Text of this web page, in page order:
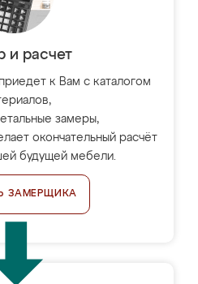
и расчет
к Вам с каталогом
замеры,
окончательный расчёт
будущей мебели.
ЗАМЕРЩИКА